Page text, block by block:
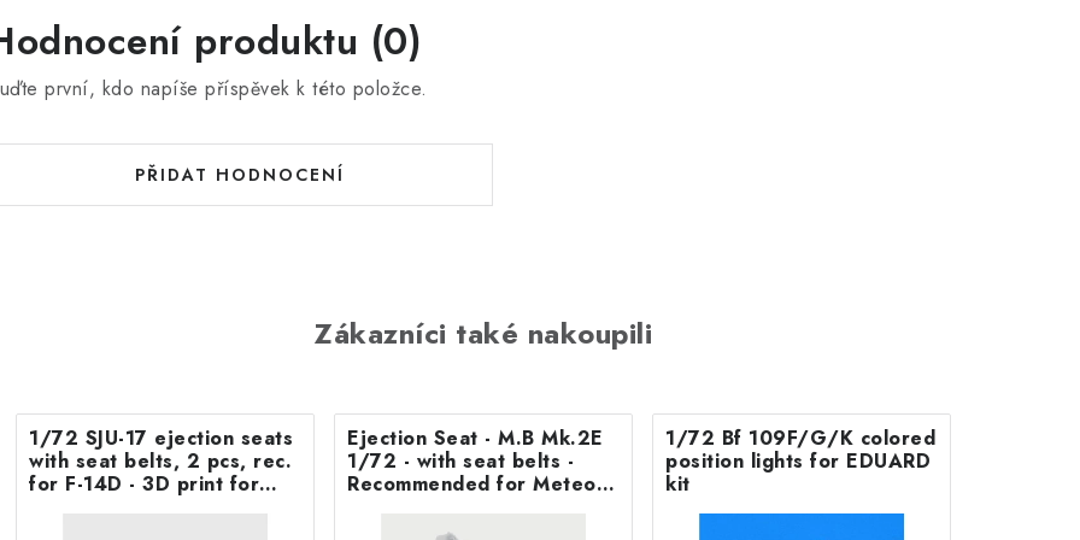
produktu (0)
první, kdo napíše příspěvek k této položce.
PŘIDAT HODNOCENÍ
Zákazníci také nakoupili
1/72 SJU-17 ejection seats
with seat belts, 2 pcs, rec.
for F-14D - 3D print for
Ejection Seat - M.B Mk.2E
1/72 - with seat belts -
Recommended for Meteor
1/72 Bf 109F/G/K colored
position lights for EDUARD
kit